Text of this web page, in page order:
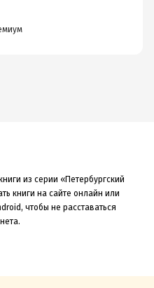
из серии «Петербургский
книги на сайте онлайн или
чтобы не расставаться